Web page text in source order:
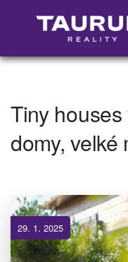
Tiny
domy, velké
29. 1. 2025